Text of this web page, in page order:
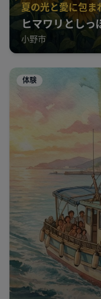
夏の光と愛に包ま
ヒマワリとしっ
小野市
体験